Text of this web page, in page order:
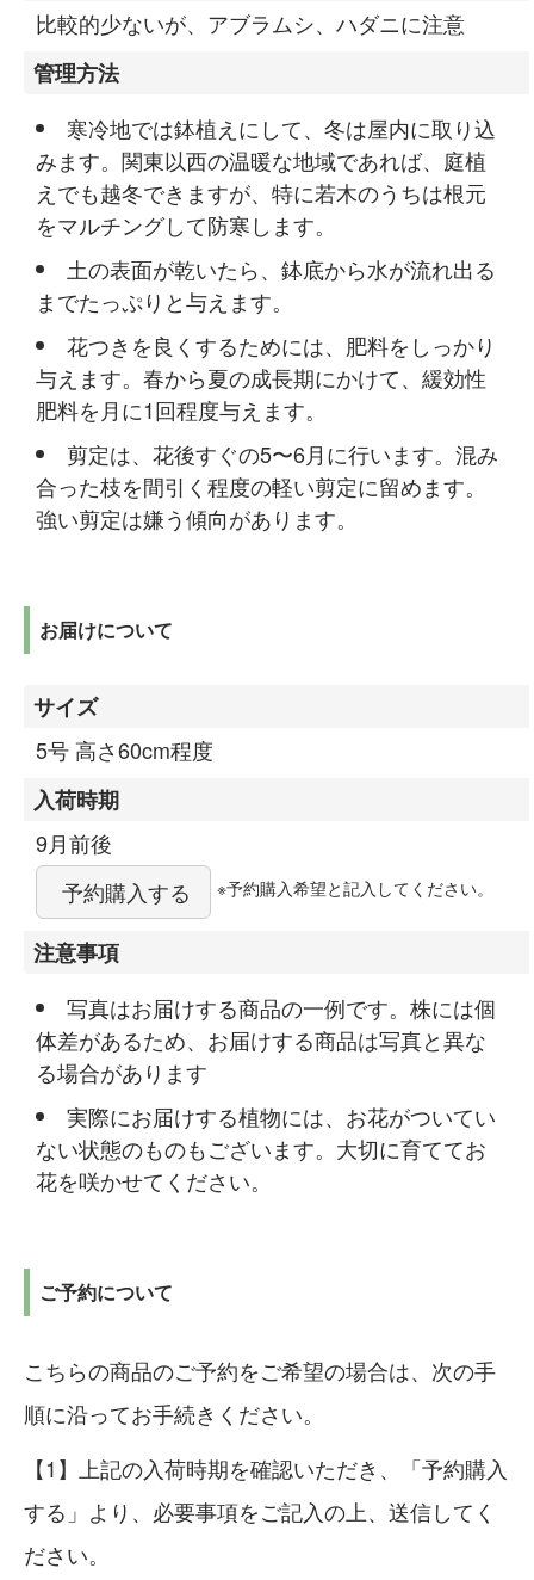
比較的少ないが、アブラムシ、ハダニに注意
管理方法
寒冷地では鉢植えにして、冬は屋内に取り込
みます。関東以西の温暖な地域であれば、庭植
えでも越冬できますが、特に若木のうちは根元
をマルチングして防寒します。
土の表面が乾いたら、鉢底から水が流れ出る
までたっぷりと与えます。
花つきを良くするためには、肥料をしっかり
与えます。春から夏の成長期にかけて、緩効性
肥料を月に1回程度与えます。
剪定は、花後すぐの5〜6月に行います。混み
合った枝を間引く程度の軽い剪定に留めます。
強い剪定は嫌う傾向があります。
お届けについて
サイズ
5号 高さ60cm程度
入荷時期
9月前後
予約購入する
※予約購入希望と記入してください。
注意事項
写真はお届けする商品の一例です。株には個
体差があるため、お届けする商品は写真と異な
る場合があります
実際にお届けする植物には、お花がついてい
ない状態のものもございます。大切に育ててお
花を咲かせてください。
ご予約について
こちらの商品のご予約をご希望の場合は、次の手
順に沿ってお手続きください。
上記の入荷時期を確認いただき、「予約購入
する」より、必要事項をご記入の上、送信してく
ださい。